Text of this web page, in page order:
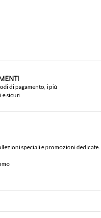
di pagamento, i più
e sicuri
speciali e promozioni dedicate.